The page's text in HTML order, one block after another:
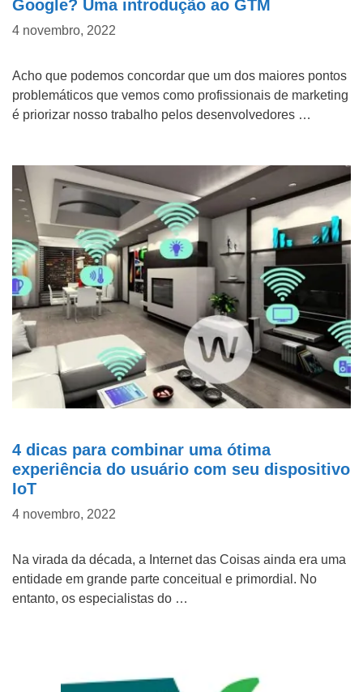
Google? Uma introdução ao GTM
4 novembro, 2022
Acho que podemos concordar que um dos maiores pontos
problemáticos que vemos como profissionais de marketing
é priorizar nosso trabalho pelos desenvolvedores …
4 dicas para combinar uma ótima
experiência do usuário com seu dispositivo
IoT
4 novembro, 2022
Na virada da década, a Internet das Coisas ainda era uma
entidade em grande parte conceitual e primordial. No
entanto, os especialistas do …